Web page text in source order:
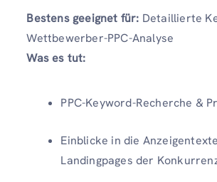
Bestens geeignet für: Detaillierte
Wettbewerber-PPC-Analyse
Was es tut:
PPC-Keyword-Recherche &
Einblicke in die
Landingpages der